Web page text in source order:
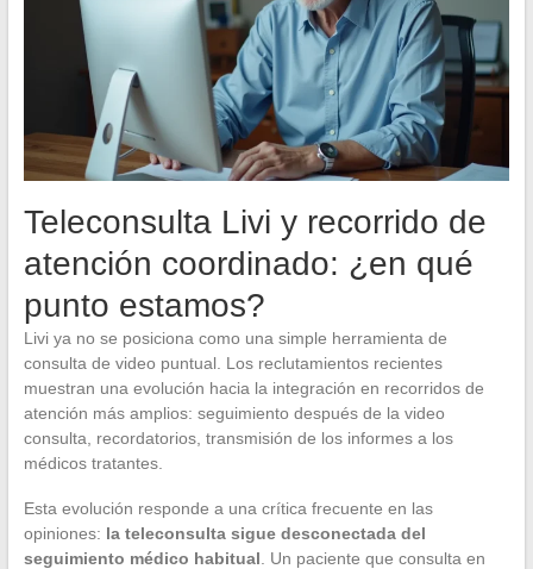
Teleconsulta Livi y recorrido de
atención coordinado: ¿en qué
punto estamos?
Livi ya no se posiciona como una simple herramienta de
consulta de video puntual. Los reclutamientos recientes
muestran una evolución hacia la integración en recorridos de
atención más amplios: seguimiento después de la video
consulta, recordatorios, transmisión de los informes a los
médicos tratantes.
Esta evolución responde a una crítica frecuente en las
opiniones: la teleconsulta sigue desconectada del
seguimiento médico habitual . Un paciente que consulta en